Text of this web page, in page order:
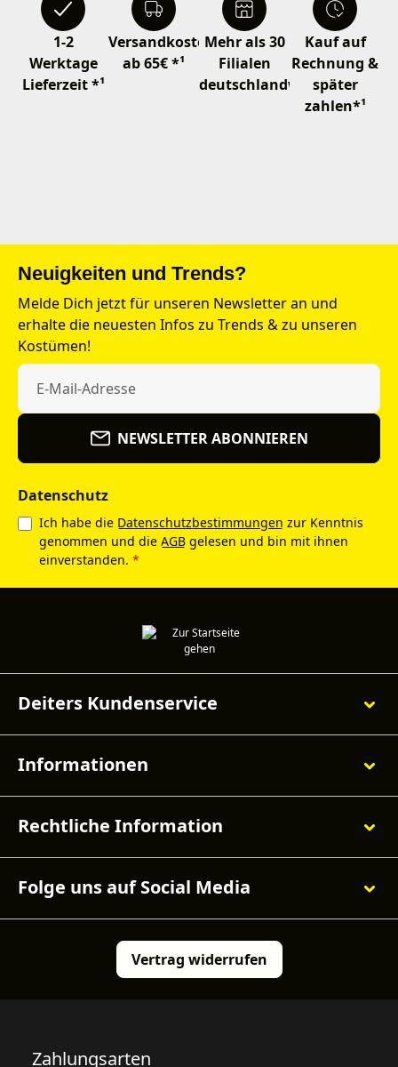
1-2
Werktage
Lieferzeit *¹
Versandkostenfrei
ab 65€ *¹
Mehr als 30
Filialen
deutschlandweit
Kauf auf
Rechnung &
später
zahlen*¹
Neuigkeiten und Trends?
Melde Dich jetzt für unseren Newsletter an und
erhalte die neuesten Infos zu Trends & zu unseren
Kostümen!
NEWSLETTER ABONNIEREN
Datenschutz
Ich habe die Datenschutzbestimmungen zur Kenntnis
genommen und die AGB gelesen und bin mit ihnen
einverstanden. *
Deiters Kundenservice
Informationen
Rechtliche Information
Folge uns auf Social Media
Vertrag widerrufen
Zahlungsarten